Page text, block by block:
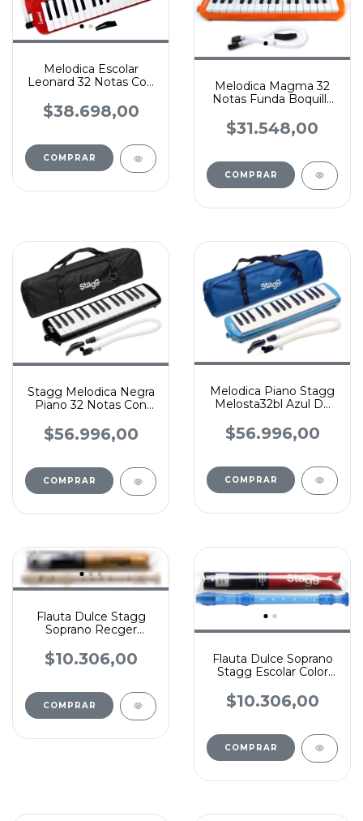
Melodica Escolar
Leonard 32 Notas Con
$38.698,00
Melodica Magma 32
Notas Funda Boquilla
Naranja
$31.548,00
Stagg Melodica Negra
Piano 32 Notas Con
$56.996,00
Melodica Piano Stagg
Melosta32bl Azul De
$56.996,00
Flauta Dulce Stagg
Soprano Recger
Color Marfil
$10.306,00
Flauta Dulce Soprano
Stagg Escolar Color
$10.306,00